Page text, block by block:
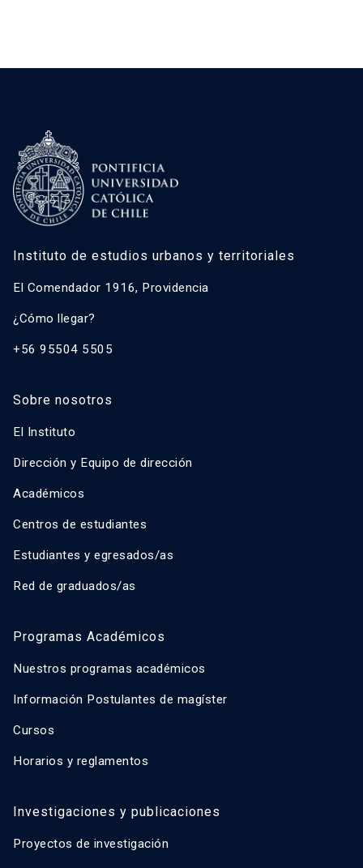
Instituto de estudios urbanos y territoriales
El Comendador 1916, Providencia
¿Cómo llegar?
+56 95504 5505
Sobre nosotros
El Instituto
Dirección y Equipo de dirección
Académicos
Centros de estudiantes
Estudiantes y egresados/as
Red de graduados/as
Programas Académicos
Nuestros programas académicos
Información Postulantes de magíster
Cursos
Horarios y reglamentos
Investigaciones y publicaciones
Proyectos de investigación